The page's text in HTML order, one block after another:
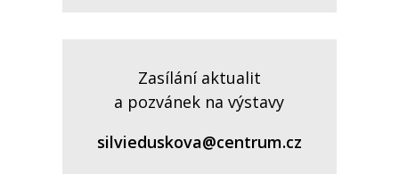
Zasílání aktualit
a pozvánek na výstavy
silvieduskova@centrum.cz